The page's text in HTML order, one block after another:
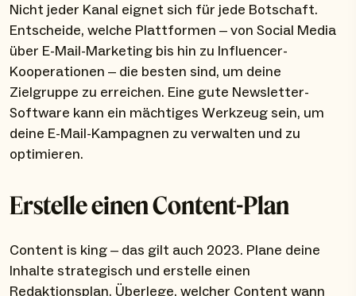
Nicht jeder Kanal eignet sich für jede Botschaft.
Entscheide, welche Plattformen – von Social Media
über E-Mail-Marketing bis hin zu Influencer-
Kooperationen – die besten sind, um deine
Zielgruppe zu erreichen. Eine gute Newsletter-
Software kann ein mächtiges Werkzeug sein, um
deine E-Mail-Kampagnen zu verwalten und zu
optimieren.
Erstelle einen Content-Plan
Content is king – das gilt auch 2023. Plane deine
Inhalte strategisch und erstelle einen
Redaktionsplan. Überlege, welcher Content wann